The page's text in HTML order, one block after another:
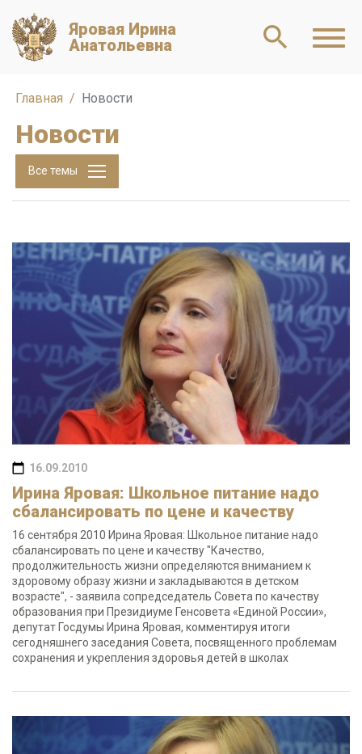
Яровая Ирина
Анатольевна
Главная Новости
Новости
Все темы
16.09.2010
Ирина Яровая: Школьное питание надо
сбалансировать по цене и качеству
16 сентября 2010 Ирина Яровая: Школьное питание надо
сбалансировать по цене и качеству "Качество,
продолжительность жизни определяются вниманием к
здоровому образу жизни и закладываются в детском
возрасте", - заявила сопредседатель Совета по качеству
образования при Президиуме Генсовета «Единой России»,
депутат Госдумы Ирина Яровая, комментируя итоги
сегодняшнего заседания Совета, посвященного проблемам
сохранения и укрепления здоровья детей в школах